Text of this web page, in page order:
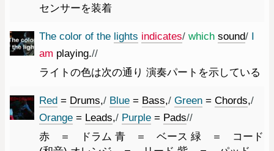
センサーを装着
The color of the lights indicates/ which sound/ I
am playing.//
ライトの色は次の通り 演奏パートを示している
Red = Drums,/ Blue = Bass,/ Green = Chords,/
Orange = Leads,/ Purple = Pads//
赤 ＝ ドラム 青 ＝ ベース 緑 ＝ コード